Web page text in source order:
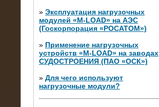
» Эксплуатация нагрузочных
модулей «M-LOAD» на АЭС
(Госкорпорация «РОСАТОМ»)
» Применение нагрузочных
устройств «M-LOAD» на заводах
СУДОСТРОЕНИЯ (ПАО «ОСК»)
» Для чего используют
нагрузочные модули?